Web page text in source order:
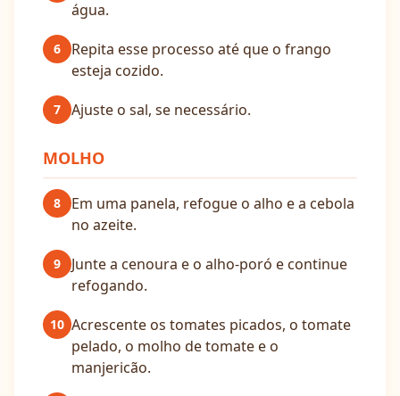
água.
6
Repita esse processo até que o frango
esteja cozido.
7 Ajuste o sal, se necessário.
MOLHO
8
Em uma panela, refogue o alho e a cebola
no azeite.
9
Junte a cenoura e o alho-poró e continue
refogando.
10 Acrescente os tomates picados, o tomate
pelado, o molho de tomate e o
manjericão.